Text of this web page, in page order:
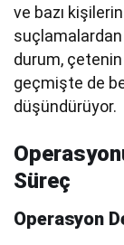
ve bazı
suçlamalardan
durum,
geçmişte de
düşündürüyor.
Süreç
Operasyon